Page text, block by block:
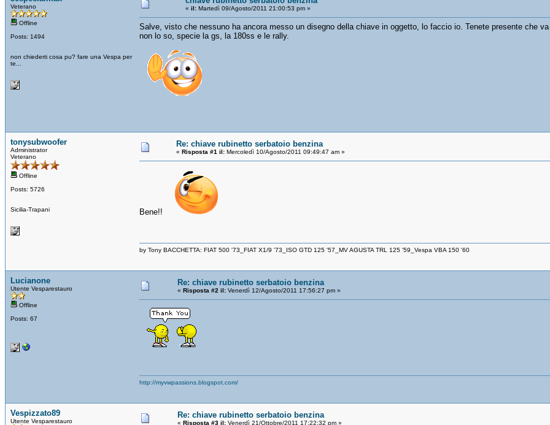
Veterano
Offline
Posts: 1494
non chiederti cosa pu? fare una Vespa per
te...
« il: Martedì 09/Agosto/2011 21:00:53 pm »
Salve, visto che nessuno ha ancora messo un disegno della chiave in oggetto, lo faccio io. Tenete presente che
non lo so, specie la gs, la 180ss e le rally.
tonysubwoofer
Administrator
Veterano
Offline
Posts: 5726
Sicilia-Trapani
Re: chiave rubinetto serbatoio benzina
« Risposta #1 il: Mercoledì 10/Agosto/2011 09:49:47 am »
Bene!!
by Tony BACCHETTA: FIAT 500 '73_FIAT X1/9 '73_ISO GTD 125 '57_MV AGUSTA TRL 125 '59_Vespa VBA 150 '60
Lucianone
Utente Vesparestauro
Offline
Posts: 67
Re: chiave rubinetto serbatoio benzina
« Risposta #2 il: Venerdì 12/Agosto/2011 17:56:27 pm »
http://myvwpassions.blogspot.com/
Vespizzato89
Utente Vesparestauro
Re: chiave rubinetto serbatoio benzina
« Risposta #3 il: Venerdì 21/Ottobre/2011 17:22:32 pm »